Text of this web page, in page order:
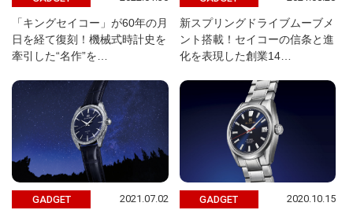
「キングセイコー」が60年の月
日を経て復刻！機械式時計史を
牽引した“名作”を…
新スプリングドライブムーブメ
ント搭載！セイコーの信条と進
化を表現した創業14…
GADGET 2021.07.02 GADGET 2020.10.15